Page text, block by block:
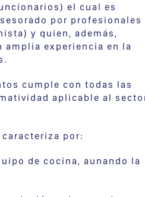
el cual es
por profesionales
y quien, además,
amplia experiencia en la
cumple con todas las
aplicable al
por:
de cocina, aunando la